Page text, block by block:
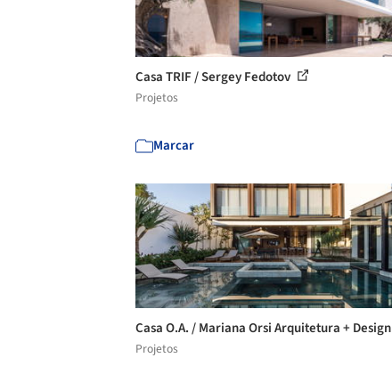
Casa TRIF / Sergey Fedotov
Projetos
Marcar
Casa O.A. / Mariana Orsi Arquitetura + Design
Projetos